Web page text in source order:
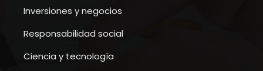
Inversiones y negocios
Responsabilidad social
Ciencia y tecnología